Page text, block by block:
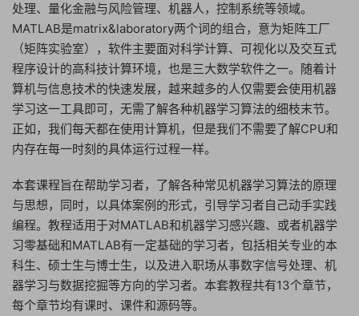
处理、量化金融与风险管理、机器人，控制系统等领域。
MATLAB是matrix&laboratory两个词的组合，意为矩阵工厂
（矩阵实验室），软件主要面对科学计算、可视化以及交互式
程序设计的高科技计算环境，也是三大数学软件之一。随着计
算机与信息技术的快速发展，越来越多的人仅需要会使用机器
学习这一工具即可，无需了解各种机器学习算法的细枝末节。
正如，我们每天都在使用计算机，但是我们不需要了解CPU和
内存在每一时刻的具体运行过程一样。
本套课程旨在帮助学习者，了解各种常见机器学习算法的原理
与思想，同时，以具体案例的形式，引导学习者自己动手实践
编程。教程适用于对MATLAB和机器学习感兴趣、或者机器学
习零基础和MATLAB有一定基础的学习者，包括相关专业的本
科生、硕士生与博士生，以及进入职场从事数字信号处理、机
器学习与数据挖掘等方向的学习者。本套教程共有13个章节，
每个章节均有课时、课件和源码等。